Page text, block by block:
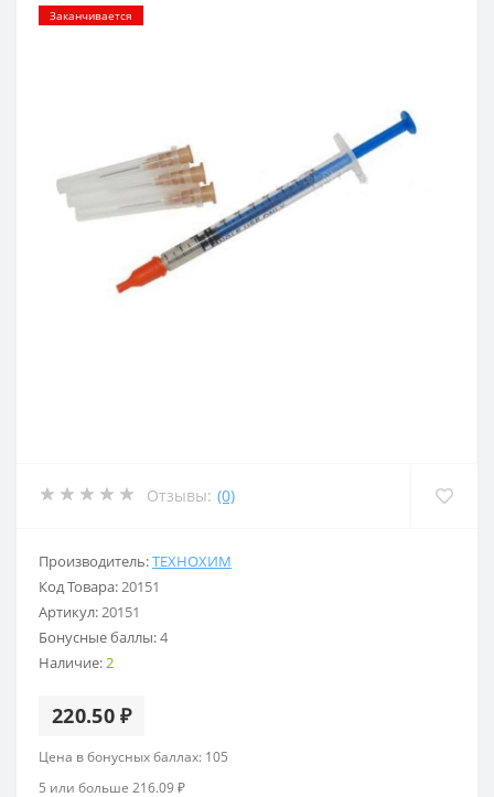
Заканчивается
Отзывы: (0)
Производитель:ТЕХНОХИМ
Код Товара:20151
Артикул:20151
Бонусные баллы:4
Наличие:2
220.50 ₽
Цена в бонусных баллах: 105
5 или больше 216.09 ₽